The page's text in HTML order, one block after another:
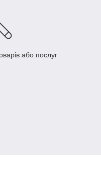
або послуг